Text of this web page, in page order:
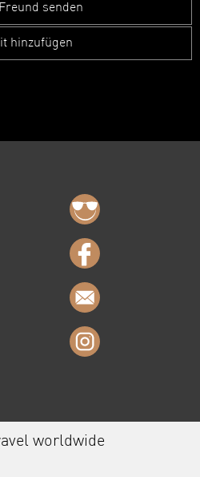
senden
hinzufügen
worldwide